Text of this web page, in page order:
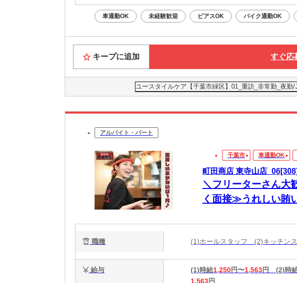
車通勤OK 未経験歓迎 ピアスOK バイク通勤OK
キープに追加 すぐ応
ユースタイルケア【千葉市緑区】01_重訪_非常勤_夜勤
アルバイト・パート
千葉市 車通勤OK
町田商店 東寺山店_06[308]
＼フリーターさん大
く面接≫うれしい賄
職種 (1)ホールスタッフ (2)キッチン
給与 (1)時給1,250円〜1,563円 (2)時
1,563円